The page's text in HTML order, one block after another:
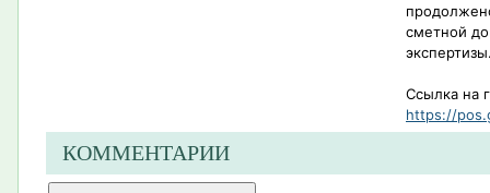
сметной
Ссылка на
https://
КОММЕНТАРИИ